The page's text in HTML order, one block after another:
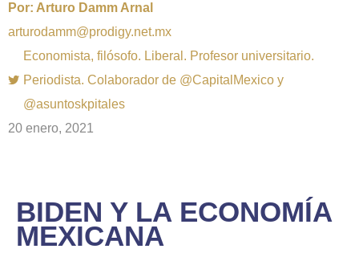
Por: Arturo Damm Arnal
arturodamm@prodigy.net.mx
Economista, filósofo. Liberal. Profesor universitario.
Periodista. Colaborador de @CapitalMexico y
@asuntoskpitales
20 enero, 2021
BIDEN Y LA ECONOMÍA
MEXICANA